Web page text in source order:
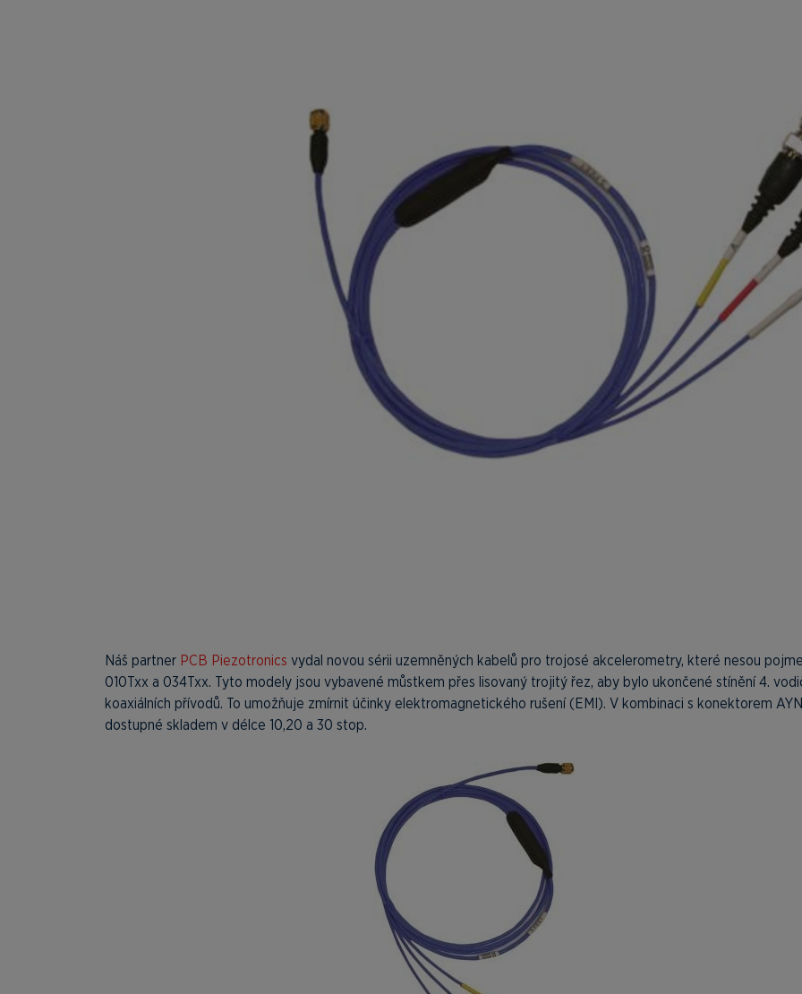
Náš partner PCB Piezotronics vydal novou sérii uzemněných kabelů pro trojosé akcelerometry, které nesou
010Txx a 034Txx. Tyto modely jsou vybavené můstkem přes lisovaný trojitý řez, aby bylo ukončené stínění 4.
koaxiálních přívodů. To umožňuje zmírnit účinky elektromagnetického rušení (EMI). V kombinaci s konektorem
dostupné skladem v délce 10,20 a 30 stop.